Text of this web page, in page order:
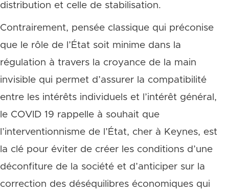
distribution et celle de stabilisation.
Contrairement, pensée classique qui préconise
que le rôle de l’État soit minime dans la
régulation à travers la croyance de la main
invisible qui permet d’assurer la compatibilité
entre les intérêts individuels et l’intérêt général,
le COVID 19 rappelle à souhait que
l’interventionnisme de l’État, cher à Keynes, est
la clé pour éviter de créer les conditions d’une
déconfiture de la société et d’anticiper sur la
correction des déséquilibres économiques qui